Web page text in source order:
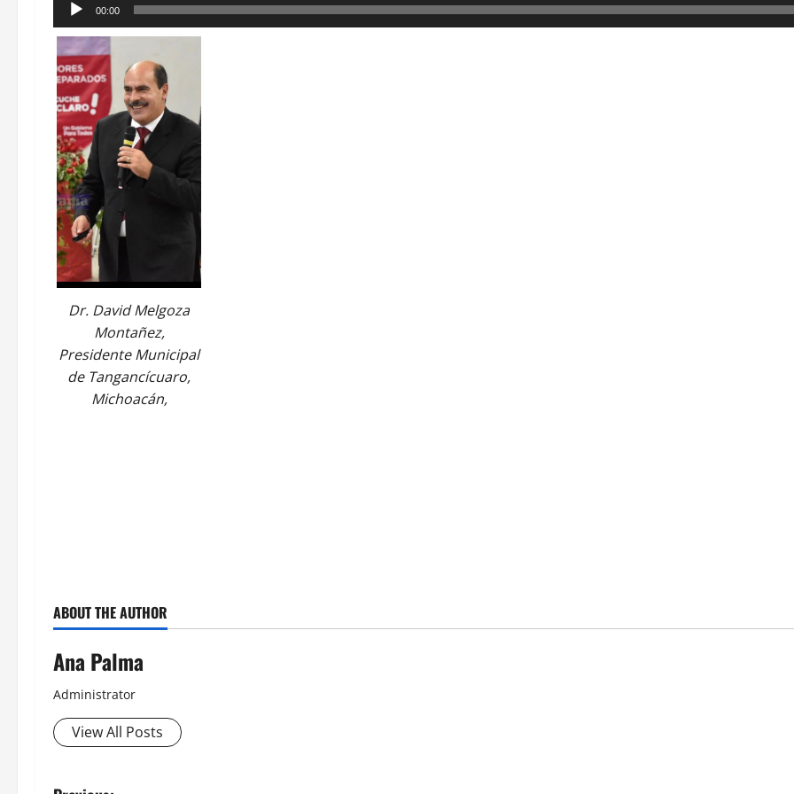
de
audio
00:00
Dr. David Melgoza
Montañez,
Presidente Municipal
de Tangancícuaro,
Michoacán,
ABOUT THE AUTHOR
Ana Palma
Administrator
View All Posts